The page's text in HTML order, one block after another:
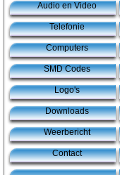
Audio en Video
Telefonie
Computers
SMD Codes
Logo's
Downloads
Weerbericht
Contact